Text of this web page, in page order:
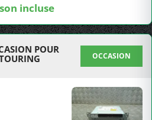
incluse
POUR
OCCASION